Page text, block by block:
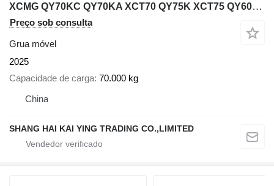
XCMG QY70KC QY70KA XCT70 QY75K XCT75 QY60K 70Ton 75ton 65t 60ton
Preço sob consulta
Grua móvel
2025
Capacidade de carga 70.000 kg
China
SHANG HAI KAI YING TRADING CO.,LIMITED